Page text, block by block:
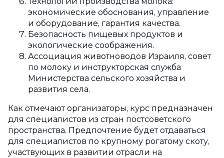
экономические обоснования, управление
и оборудование, гарантия качества.
Безопасность пищевых продуктов и
экологические соображения.
Ассоциация животноводов Израиля, совет
по молоку и инструкторская служба
Министерства сельского хозяйства и
развития села.
Как отмечают организаторы, курс предназначен
для специалистов из стран постсоветского
пространства. Предпочтение будет отдаваться
для специалистов по крупному рогатому скоту,
участвующих в развитии отрасли на